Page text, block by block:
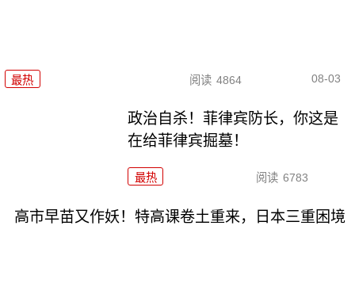
最热 阅读 4864 08-03
政治自杀！菲律宾防长，你这是
在给菲律宾掘墓！
最热 阅读 6783
高市早苗又作妖！特高课卷土重来，日本三重困境